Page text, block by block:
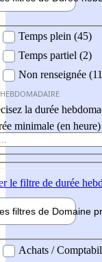
Temps plein (45)
Temps partiel (2)
Non renseignée
la durée
minimale (en heure)
le filtre de durée
filtres de Domaine
professionel
Achats /